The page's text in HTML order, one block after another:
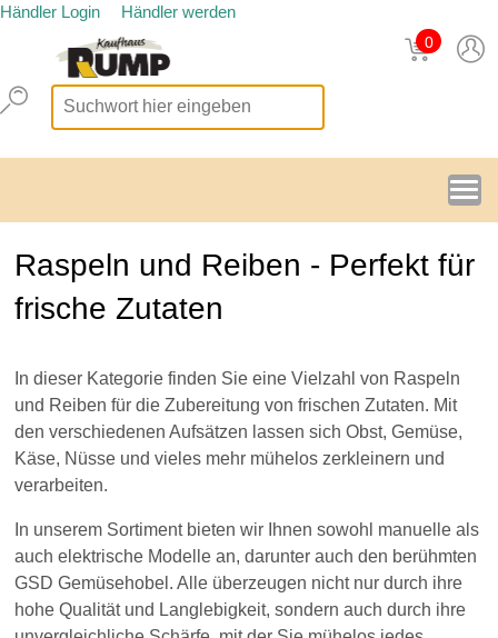
Händler Login Händler werden
0
Raspeln und Reiben - Perfekt für
frische Zutaten
In dieser Kategorie finden Sie eine Vielzahl von Raspeln
und Reiben für die Zubereitung von frischen Zutaten. Mit
den verschiedenen Aufsätzen lassen sich Obst, Gemüse,
Käse, Nüsse und vieles mehr mühelos zerkleinern und
verarbeiten.
In unserem Sortiment bieten wir Ihnen sowohl manuelle als
auch elektrische Modelle an, darunter auch den berühmten
GSD Gemüsehobel. Alle überzeugen nicht nur durch ihre
hohe Qualität und Langlebigkeit, sondern auch durch ihre